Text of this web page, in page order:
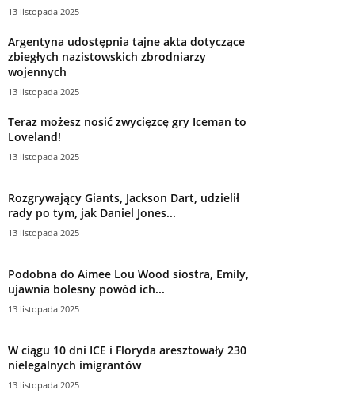
13 listopada 2025
Argentyna udostępnia tajne akta dotyczące
zbiegłych nazistowskich zbrodniarzy
wojennych
13 listopada 2025
Teraz możesz nosić zwycięzcę gry Iceman to
Loveland!
13 listopada 2025
Rozgrywający Giants, Jackson Dart, udzielił
rady po tym, jak Daniel Jones...
13 listopada 2025
Podobna do Aimee Lou Wood siostra, Emily,
ujawnia bolesny powód ich...
13 listopada 2025
W ciągu 10 dni ICE i Floryda aresztowały 230
nielegalnych imigrantów
13 listopada 2025